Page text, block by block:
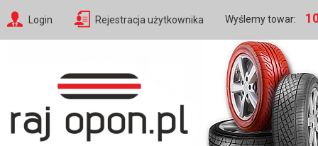
Login Rejestracja użytkownika Wyślemy towar: